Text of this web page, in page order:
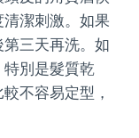
潔刺激。如果
三天再洗。如
別是髮質乾
不容易定型，